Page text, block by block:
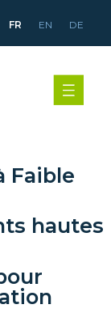
FR EN DE
Faible
hautes